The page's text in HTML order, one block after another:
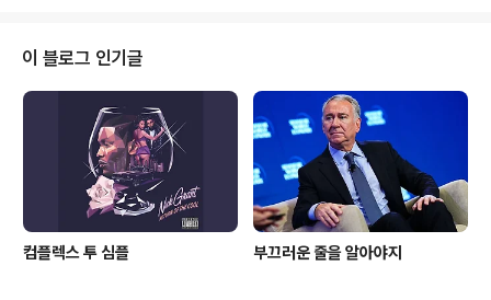
중국과 맞먹는 '핵보유국' 14.17억 인도는 약 5년 전부터
구글의 인터넷망과 스마트폰 보급뿐만 아니라 애플까지 공
을 들여온 '핀테크'에 '소비가 폭발'할 제3국 vs '김정은
♡'이 핵 쏘겠다면서 맨날 미사일 쏴대는 반쪽짜리 전시 반
도국가와 단순비교는 적절치 않을 것 같습니다. 이탈리아·
영국 등 유럽에..
이 블로그 인기글
컴플렉스 투 심플 부끄러운 줄을 알아야지